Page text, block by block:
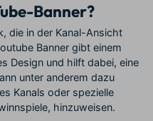
Banner?
die in der Kanal-Ansicht
Banner gibt einem
Design und hilft dabei, eine
unter anderem dazu
Kanals oder spezielle
hinzuweisen.